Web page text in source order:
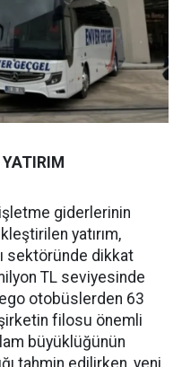
giderlerinin
yatırım,
sektöründe dikkat
TL seviyesinde
otobüslerden 63
filosu önemli
büyüklüğünün
tahmin edilirken, yeni